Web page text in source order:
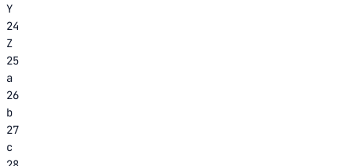
Y
24
Z
25
a
26
b
27
c